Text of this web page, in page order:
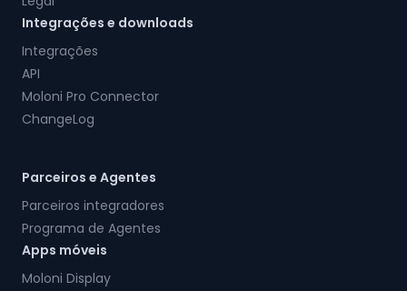
Integrações e downloads
Integrações
API
Moloni Pro Connector
ChangeLog
Parceiros e Agentes
Parceiros integradores
Programa de Agentes
Apps móveis
Moloni Display